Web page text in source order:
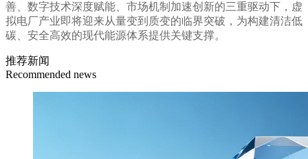
善、数字技术深度赋能、市场机制加速创新的三重驱动下，虚
拟电厂产业即将迎来从量变到质变的临界突破，为构建清洁低
碳、安全高效的现代能源体系提供关键支撑。
推荐新闻
Recommended news